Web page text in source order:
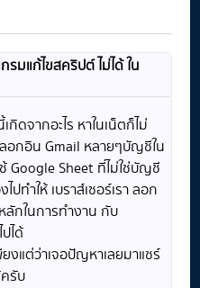
รมแก้ไขสคริปต์ ไม่ได้ ใน
ดจากอะไร หาในเน็ตก็ไม่
ลอกอิน Gmail หลายๆบัญชีใน
ช้ Google Sheet ที่ไม่ใช่บัญชี
ปทำให้ เบราส์เซอร์เรา ลอก
กในการทำงาน กับ
ได้
งแต่ว่าเจอปัญหาเลยมาแชร์
รับ